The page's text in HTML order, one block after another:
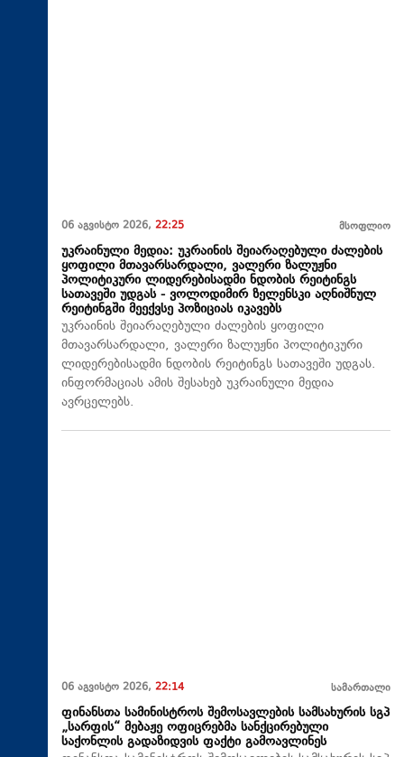
06 აგვისტო 2026, 22:25 მსოფლიო
უკრაინული მედია: უკრაინის შეიარაღებული ძალების
ყოფილი მთავარსარდალი, ვალერი ზალუჟნი
პოლიტიკური ლიდერებისადმი ნდობის რეიტინგს
სათავეში უდგას - ვოლოდიმირ ზელენსკი აღნიშნულ
რეიტინგში მეექვსე პოზიციას იკავებს
უკრაინის შეიარაღებული ძალების ყოფილი
მთავარსარდალი, ვალერი ზალუჟნი პოლიტიკური
ლიდერებისადმი ნდობის რეიტინგს სათავეში უდგას.
ინფორმაციას ამის შესახებ უკრაინული მედია
ავრცელებს.
06 აგვისტო 2026, 22:14 სამართალი
ფინანსთა სამინისტროს შემოსავლების სამსახურის სგპ
„სარფის“ მებაჟე ოფიცრებმა სანქცირებული
საქონლის გადაზიდვის ფაქტი გამოავლინეს